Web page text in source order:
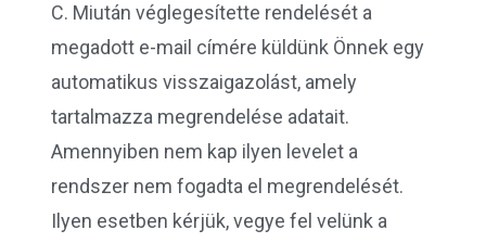
C. Miután véglegesítette rendelését a
megadott e-mail címére küldünk Önnek egy
automatikus visszaigazolást, amely
tartalmazza megrendelése adatait.
Amennyiben nem kap ilyen levelet a
rendszer nem fogadta el megrendelését.
Ilyen esetben kérjük, vegye fel velünk a